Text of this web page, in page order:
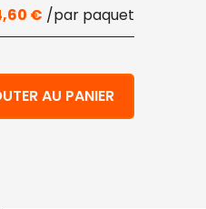
€
carré havane et PLA
AU PANIER